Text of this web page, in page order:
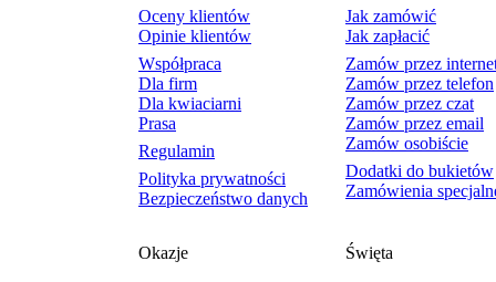
Oceny klientów
Opinie klientów
Współpraca
Dla firm
Dla kwiaciarni
Prasa
Regulamin
Polityka prywatności
Bezpieczeństwo danych
Jak zamówić
Jak zapłacić
Zamów przez
Zamów przez telefon
Zamów przez czat
Zamów przez email
Zamów osobiście
Dodatki do bukietów
Zamówienia
Okazje Święta